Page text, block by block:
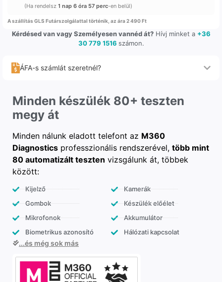
(Ha rendelsz 1 nap 6 óra 57 perc-en belül)
A szállítás GLS Futárszolgálattal történik, az ára 2 490 Ft
Kérdésed van vagy Személyesen vannéd át?Hívj minket a +36
30 779 1516 számon.
ÁFA-s számlát szeretnél?
Minden készülék 80+ teszten
megy át
Minden nálunk eladott telefont az M360
Diagnostics professzionális rendszerével, több mint
80 automatizált teszten vizsgálunk át, többek
között:
Kijelző
Gombok
Mikrofonok
Biometrikus azonosító
Kamerák
Készülék előélet
Akkumulátor
Hálózati kapcsolat
...és még sok más